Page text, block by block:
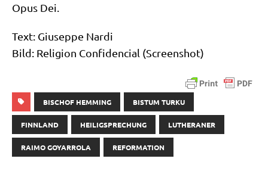
Opus Dei.
Text: Giu­sep­pe Nardi
Bild: Reli­gi­on Con­fi­den­cial (Screen­shot)
BISCHOF HEMMING BISTUM TURKU
FINNLAND HEILIGSPRECHUNG LUTHERANER
RAIMO GOYARROLA REFORMATION